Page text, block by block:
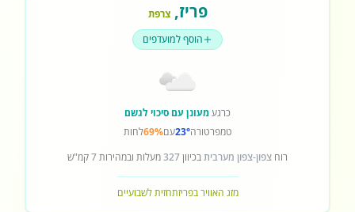
פריז,צרפת
הוסף למועדפים
כרגעמעונן עם סיכוי לגשם
טמפרטורה23°עם69%לחות
רוח צפון-צפון מערביתבכיוון327מעלות ובמהירות7קמ"ש
מזג האוויר בפריזתחזית לשבועיים